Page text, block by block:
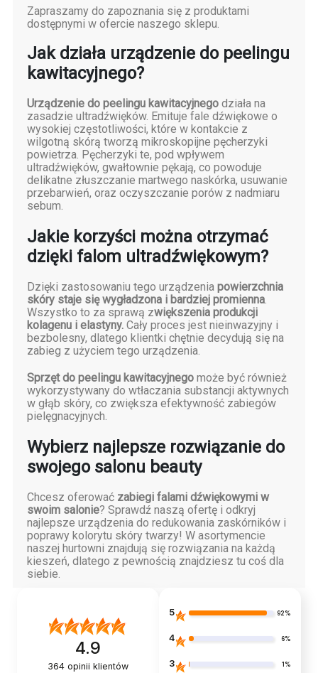
Zapraszamy do zapoznania się z produktami
dostępnymi w ofercie naszego sklepu.
Jak działa urządzenie do peelingu
kawitacyjnego?
Urządzenie do peelingu kawitacyjnego działa na
zasadzie ultradźwięków. Emituje fale dźwiękowe o
wysokiej częstotliwości, które w kontakcie z
wilgotną skórą tworzą mikroskopijne pęcherzyki
powietrza. Pęcherzyki te, pod wpływem
ultradźwięków, gwałtownie pękają, co powoduje
delikatne złuszczanie martwego naskórka, usuwanie
przebarwień, oraz oczyszczanie porów z nadmiaru
sebum.
Jakie korzyści można otrzymać
dzięki falom ultradźwiękowym?
Dzięki zastosowaniu tego urządzenia powierzchnia
skóry staje się wygładzona i bardziej promienna
Wszystko to za sprawą zwiększenia produkcji
kolagenu i elastyny. Cały proces jest nieinwazyjny i
bezbolesny, dlatego klientki chętnie decydują się na
zabieg z użyciem tego urządzenia.
Sprzęt do peelingu kawitacyjnego może być również
wykorzystywany do wtłaczania substancji aktywnych
w głąb skóry, co zwiększa efektywność zabiegów
pielęgnacyjnych.
Wybierz najlepsze rozwiązanie do
swojego salonu beauty
Chcesz oferować zabiegi falami dźwiękowymi w
swoim salonie? Sprawdź naszą ofertę i odkryj
najlepsze urządzenia do redukowania zaskórników i
poprawy kolorytu skóry twarzy! W asortymencie
naszej hurtowni znajdują się rozwiązania na każdą
kieszeń, dlatego z pewnością znajdziesz tu coś dla
siebie.
4.9
364opinii klientów
5 92%
4 6%
3 1%